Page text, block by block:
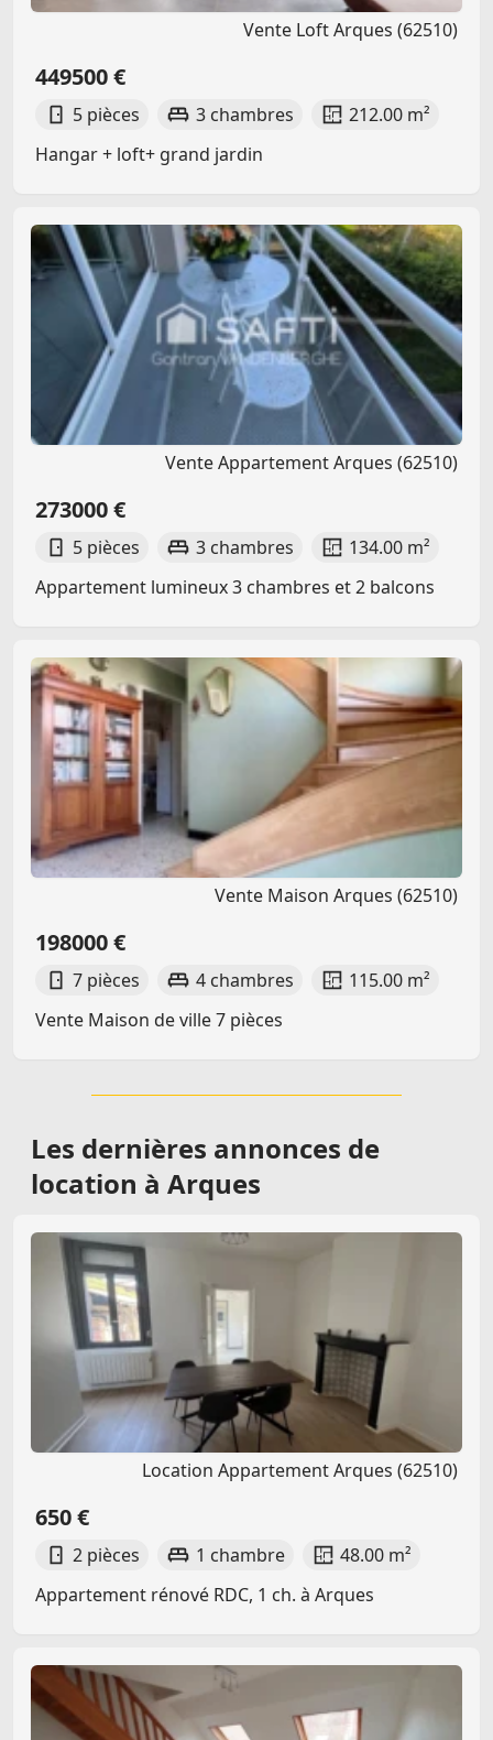
Vente Loft Arques (62510)
449500 €
5 pièces 3 chambres
212.00 m²
Hangar + loft+ grand jardin
Vente Appartement Arques (62510)
273000 €
5 pièces 3 chambres
134.00 m²
Appartement lumineux 3 chambres et 2 balcons
Vente Maison Arques (62510)
198000 €
7 pièces 4 chambres
115.00 m²
Vente Maison de ville 7 pièces
Les dernières annonces de
location à Arques
Location Appartement Arques (62510)
650 €
2 pièces 1 chambre
48.00 m²
Appartement rénové RDC, 1 ch. à Arques